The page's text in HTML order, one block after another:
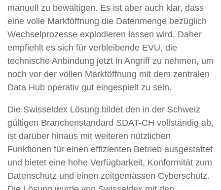
manuell zu bewältigen. Es ist aber auch klar, dass
eine volle Marktöffnung die Datenmenge bezüglich
Wechselprozesse explodieren lassen wird. Daher
empfiehlt es sich für verbleibende EVU, die
technische Anbindung jetzt in Angriff zu nehmen, um
noch vor der vollen Marktöffnung mit dem zentralen
Data Hub operativ gut eingespielt zu sein.
Die Swisseldex Lösung bildet den in der Schweiz
gültigen Branchenstandard SDAT-CH vollständig ab,
ist darüber hinaus mit weiteren nützlichen
Funktionen für einen effizienten Betrieb ausgestattet
und bietet eine hohe Verfügbarkeit, Konformität zum
Datenschutz und einen zeitgemässen Cyberschutz.